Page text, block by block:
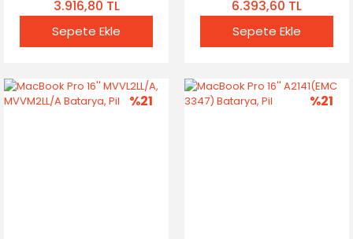
3.916,80 TL
Sepete Ekle
6.393,60 TL
Sepete Ekle
%21 %21